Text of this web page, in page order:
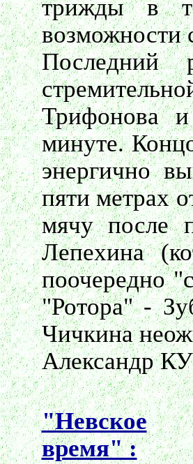
трижды в
возможности
Последний
Трифонова
минуте.
энергично
пяти метрах
мячу после
Лепехина
поочередно
"Ротора" -
Чичкина
Александр
"Невское
время" :